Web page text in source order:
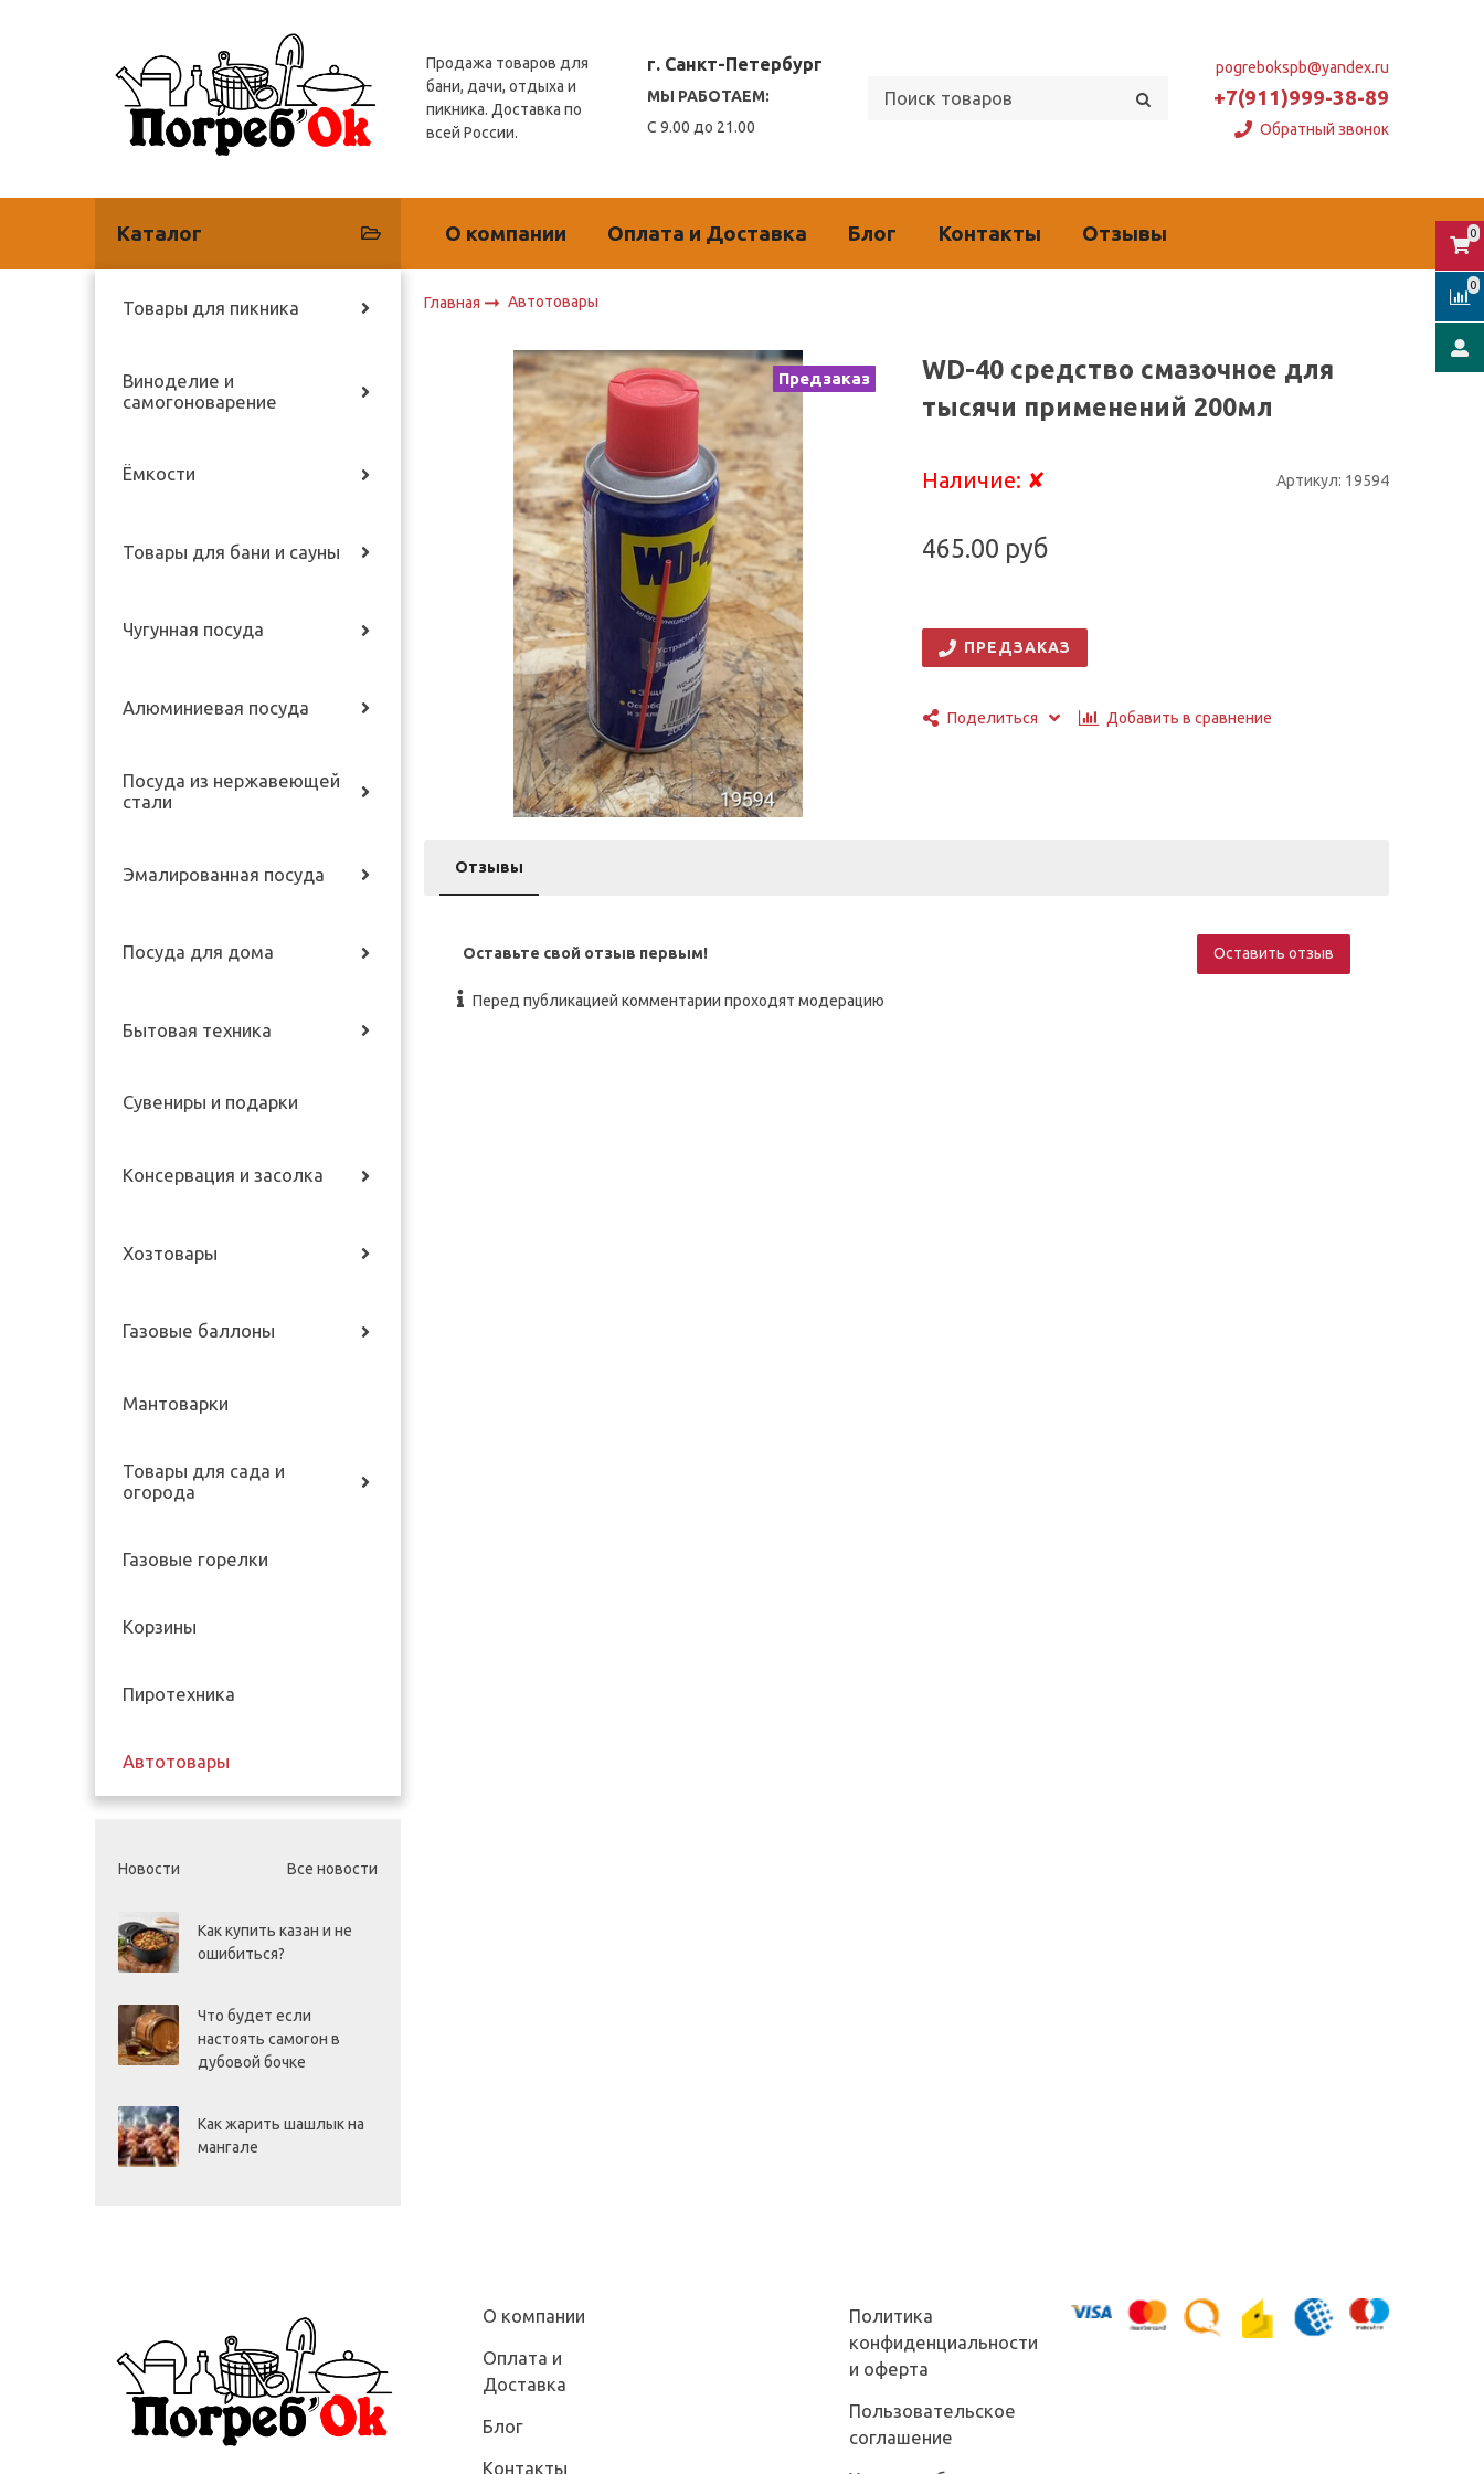
Продажа товаров для
бани, дачи, отдыха и
пикника. Доставка по
всей России.
г. Санкт-Петербург
МЫ РАБОТАЕМ:
С 9.00 до 21.00
pogrebokspb@yandex.ru
+7(911)999-38-89
Обратный звонок
Каталог О компании Оплата и Доставка Блог Контакты Отзывы
Товары для пикника
Виноделие и
самогоноварение
Ёмкости
Товары для бани и сауны
Чугунная посуда
Алюминиевая посуда
Посуда из нержавеющей
стали
Эмалированная посуда
Посуда для дома
Бытовая техника
Сувениры и подарки
Консервация и засолка
Хозтовары
Газовые баллоны
Мантоварки
Товары для сада и
огорода
Газовые горелки
Корзины
Пиротехника
Автотовары
Новости Все новости
Как купить казан и не
ошибиться?
Что будет если
настоять самогон в
дубовой бочке
Как жарить шашлык на
мангале
Главная Автотовары
Предзаказ
WD-40 средство смазочное для
тысячи применений 200мл
Наличие: ✘ Артикул: 19594
465.00 руб
ПРЕДЗАКАЗ
Поделиться Добавить в сравнение
Отзывы
Оставьте свой отзыв первым! Оставить отзыв
Перед публикацией комментарии проходят модерацию
0
0
О компании
Оплата и
Доставка
Блог
Контакты
Политика
конфиденциальности
и оферта
Пользовательское
соглашение